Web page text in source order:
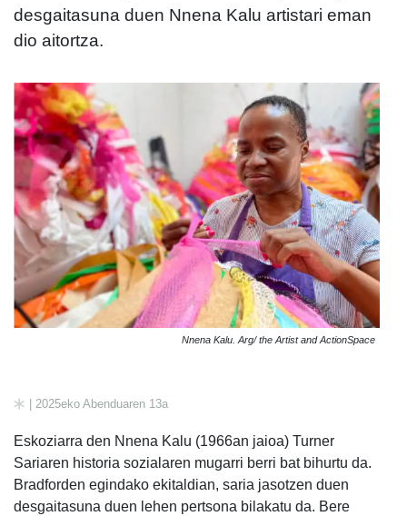
desgaitasuna duen Nnena Kalu artistari eman
dio aitortza.
Nnena Kalu. Arg/ the Artist and ActionSpace
| 2025eko Abenduaren 13a
Eskoziarra den Nnena Kalu (1966an jaioa) Turner
Sariaren historia sozialaren mugarri berri bat bihurtu da.
Bradforden egindako ekitaldian, saria jasotzen duen
desgaitasuna duen lehen pertsona bilakatu da. Bere